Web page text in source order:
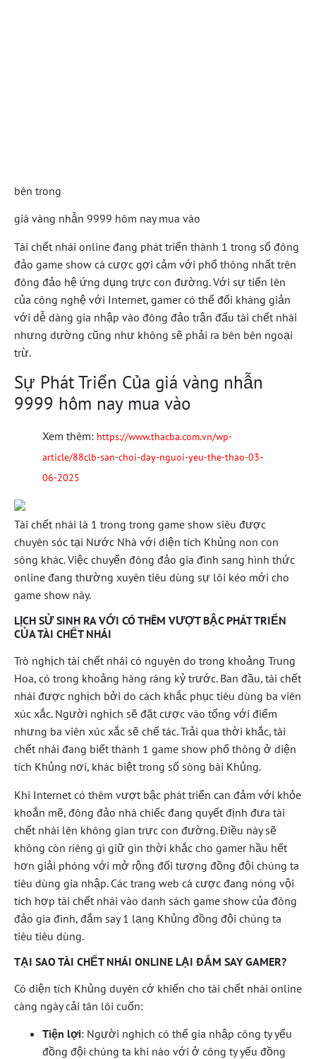
bên trong
giá vàng nhẫn 9999 hôm nay mua vào
Tài chết nhái online đang phát triển thành 1 trong số đông
đảo game show cá cược gợi cảm với phổ thông nhất trên
đông đảo hệ ứng dụng trực con đường. Với sự tiến lên
của công nghệ với Internet, gamer có thể đối kháng giản
với dễ dàng gia nhập vào đông đảo trận đấu tài chết nhái
nhưng dường cũng như không sẽ phải ra bên bên ngoại
trừ.
Sự Phát Triển Của giá vàng nhẫn
9999 hôm nay mua vào
Xem thêm: https://www.thacba.com.vn/wp-
article/88clb-san-choi-day-nguoi-yeu-the-thao-03-
06-2025
Tài chết nhái là 1 trong trong game show siêu được
chuyên sóc tại Nước Nhà với diện tích Khủng non con
sông khác. Việc chuyển đông đảo gia đình sang hình thức
online đang thường xuyên tiêu dùng sự lôi kéo mới cho
game show này.
LỊCH SỬ SINH RA VỚI CÓ THÊM VƯỢT BẬC PHÁT TRIỂN
CỦA TÀI CHẾT NHÁI
Trò nghịch tài chết nhái có nguyên do trong khoảng Trung
Hoa, có trong khoảng hàng ráng kỷ trước. Ban đầu, tài chết
nhái được nghịch bởi do cách khắc phục tiêu dùng ba viên
xúc xắc. Người nghịch sẽ đặt cược vào tổng với điểm
nhưng ba viên xúc xắc sẽ chế tác. Trải qua thời khắc, tài
chết nhái đang biết thành 1 game show phổ thông ở diện
tích Khủng nơi, khác biệt trong số sòng bài Khủng.
Khi Internet có thêm vượt bậc phát triển can đảm với khỏe
khoắn mẽ, đông đảo nhà chiếc đang quyết định đưa tài
chết nhái lên không gian trực con đường. Điều này sẽ
không còn riêng gì giữ gìn thời khắc cho gamer hầu hết
hơn giải phóng với mở rộng đối tượng đồng đội chúng ta
tiêu dùng gia nhập. Các trang web cá cược đang nóng vội
tích hợp tài chết nhái vào danh sách game show của đông
đảo gia đình, đắm say 1 lạng Khủng đồng đội chúng ta
tiêu tiêu dùng.
TẠI SAO TÀI CHẾT NHÁI ONLINE LẠI ĐẮM SAY GAMER?
Có diện tích Khủng duyên cớ khiến cho tài chết nhái online
càng ngày cải tân lôi cuốn:
Tiện lợi: Người nghịch có thể gia nhập công ty yếu
đồng đội chúng ta khi nào với ở công ty yếu đồng